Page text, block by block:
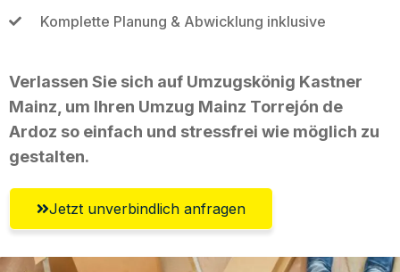
Komplette Planung & Abwicklung inklusive
Verlassen Sie sich auf Umzugskönig Kastner
Mainz, um Ihren Umzug Mainz Torrejón de
Ardoz so einfach und stressfrei wie möglich zu
gestalten.
Jetzt unverbindlich anfragen